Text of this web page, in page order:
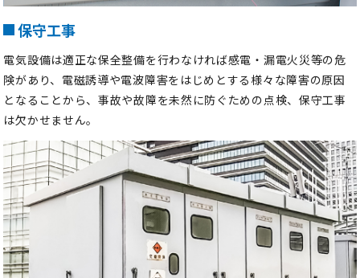
保守工事
電気設備は適正な保全整備を行わなければ感電・漏電火災等の危
険があり、電磁誘導や電波障害をはじめとする様々な障害の原因
となることから、事故や故障を未然に防ぐための点検、保守工事
は欠かせません。